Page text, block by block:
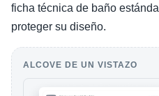
ficha técnica de baño
proteger su diseño.
ALCOVE DE UN VISTAZO